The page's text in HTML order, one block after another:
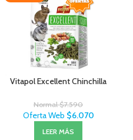
Vitapol Excellent Chinchilla
Normal$7.590
Oferta Web $6.070
LEER MÁS